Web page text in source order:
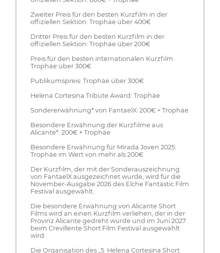
Zweiter Preis für den besten Kurzfilm in der
offiziellen Sektion: Trophäe über 400€
Dritter Preis für den besten Kurzfilm in der
offiziellen Sektion: Trophäe über 200€
Preis für den besten internationalen Kurzfilm:
Trophäe über 300€
Publikumspreis: Trophäe über 300€
Helena Cortesina Tribute Award: Trophäe
Sondererwähnung* von FantaelX: 200€ + Trophäe
Besondere Erwähnung der Kurzfilme aus
Alicante*: 200€ + Trophäe
Besondere Erwähnung für Mirada Joven 2025:
Trophäe im Wert von mehr als 200€
Der Kurzfilm, der mit der Sonderauszeichnung
von FantaelX ausgezeichnet wurde, wird für die
November-Ausgabe 2026 des Elche Fantastic Film
Festival ausgewählt.
Die besondere Erwähnung von Alicante Short
Films wird an einen Kurzfilm verliehen, der in der
Provinz Alicante gedreht wurde und im Juni 2027
beim Crevillente Short Film Festival ausgewählt
wird.
Die Organisation des „5. Helena Cortesina Short